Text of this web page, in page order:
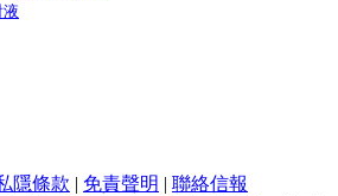
隱條款 | 免責聲明 | 聯絡信報